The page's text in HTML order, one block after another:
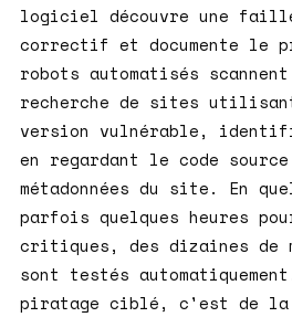
logiciel découvre une
correctif et documente le
robots automatisés
recherche de sites
version vulnérable,
en regardant le code
métadonnées du site. En
parfois quelques heures
critiques, des dizaines
sont testés
piratage ciblé, c'est de la